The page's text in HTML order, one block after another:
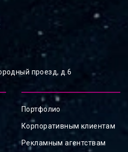
проезд, д.6
Портфолио
Корпоративным клиентам
Рекламным агентствам